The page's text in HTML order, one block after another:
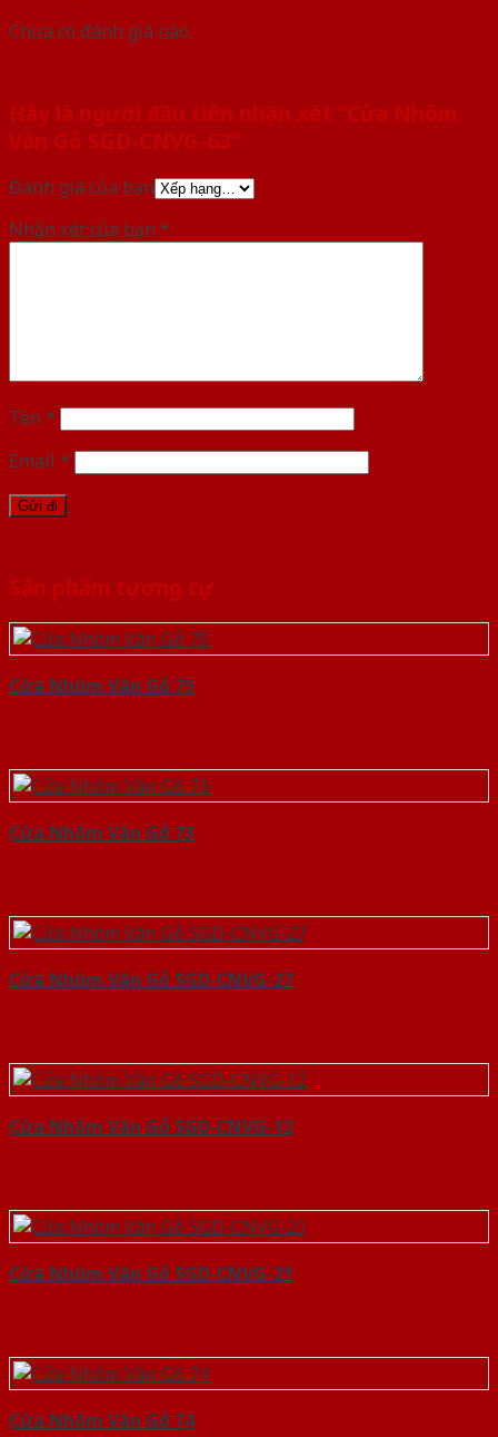
Chưa có đánh giá nào.
Hãy là người đầu tiên nhận xét “Cửa Nhôm
Vân Gỗ SGD-CNVG-63”
Đánh giá của bạn
Nhận xét của bạn *
Tên *
Email *
Sản phẩm tương tự
Cửa Nhôm Vân Gỗ 75
Cửa Nhôm Vân Gỗ 73
Cửa Nhôm Vân Gỗ SGD-CNVG-27
Cửa Nhôm Vân Gỗ SGD-CNVG-12
Cửa Nhôm Vân Gỗ SGD-CNVG-21
Cửa Nhôm Vân Gỗ 74